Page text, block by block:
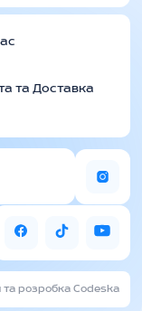
та Доставка
та розробка Codeska